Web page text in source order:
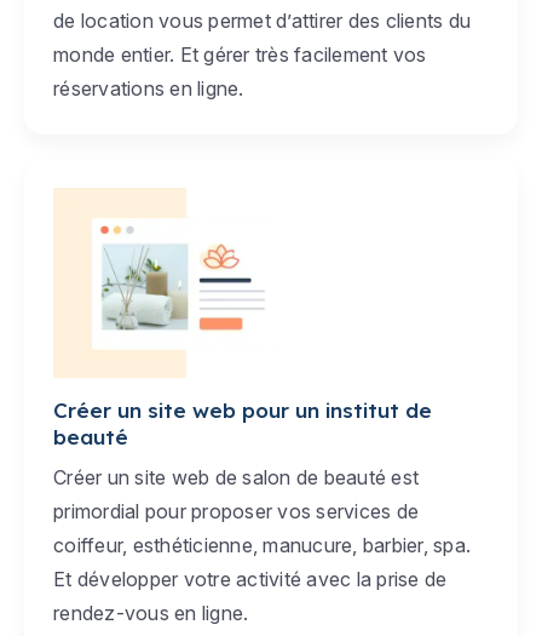
de location vous permet d’attirer des clients du
monde entier. Et gérer très facilement vos
réservations en ligne.
Créer un site web pour un institut de
beauté
Créer un site web de salon de beauté est
primordial pour proposer vos services de
coiffeur, esthéticienne, manucure, barbier, spa.
Et développer votre activité avec la prise de
rendez-vous en ligne.